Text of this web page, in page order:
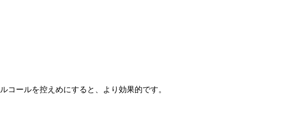
コールを控えめにすると、より効果的です。